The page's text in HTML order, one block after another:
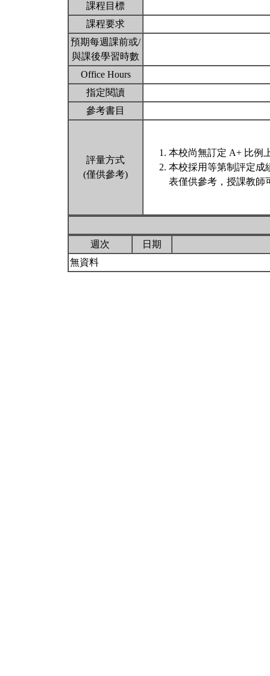
課程目標
課程要求
預期每週課前或/
與課後學習時數
Office Hours
指定閱讀
參考書目
評量方式
(僅供參考)
本校尚無訂定 A+ 比例
本校採用等第制評定成
表僅供參考，授課教師
週次
日期
無資料